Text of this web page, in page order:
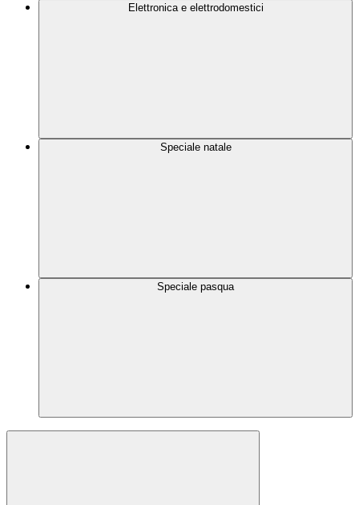
Elettronica e elettrodomestici
Speciale natale
Speciale pasqua